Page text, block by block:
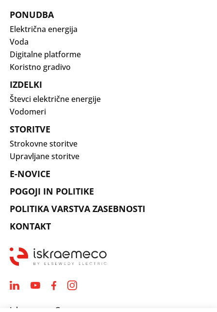
PONUDBA
Električna energija
Voda
Digitalne platforme
Koristno gradivo
IZDELKI
Števci električne energije
Vodomeri
STORITVE
Strokovne storitve
Upravljane storitve
E-NOVICE
POGOJI IN POLITIKE
POLITIKA VARSTVA ZASEBNOSTI
KONTAKT